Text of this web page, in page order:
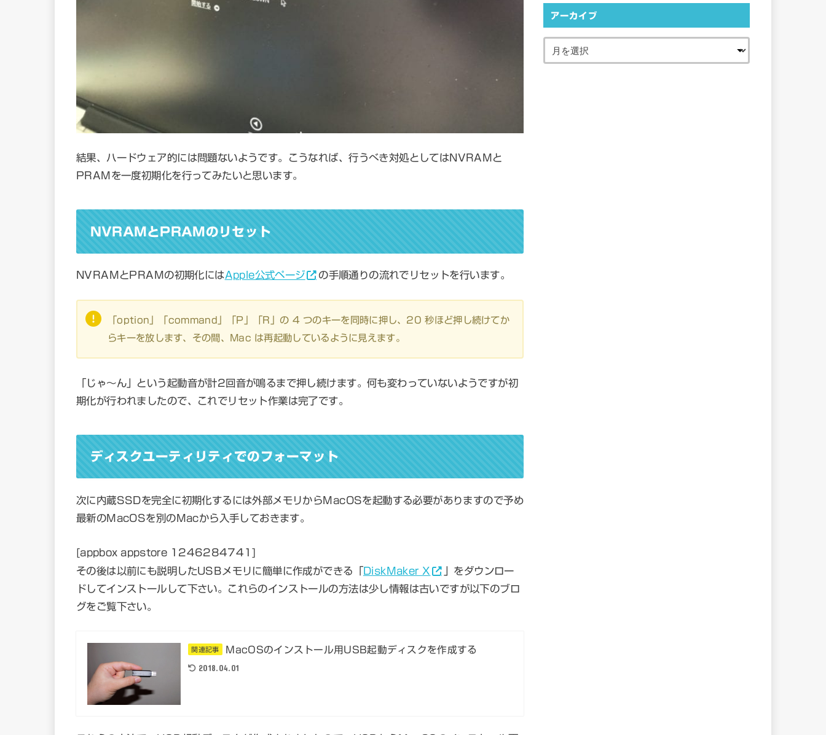
結果、ハードウェア的には問題ないようです。こうなれば、行うべき対処としてはNVRAMと
PRAMを一度初期化を行ってみたいと思います。
NVRAMとPRAMのリセット
NVRAMとPRAMの初期化にはApple公式ページ の手順通りの流れでリセットを行います。
「option」「command」「P」「R」の 4 つのキーを同時に押し、20 秒ほど押し続けてか
らキーを放します、その間、Mac は再起動しているように見えます。
「じゃ～ん」という起動音が計2回音が鳴るまで押し続けます。何も変わっていないようですが初
期化が行われましたので、これでリセット作業は完了です。
ディスクユーティリティでのフォーマット
次に内蔵SSDを完全に初期化するには外部メモリからMacOSを起動する必要がありますので予め
最新のMacOSを別のMacから入手しておきます。
[appbox appstore 1246284741]
その後は以前にも説明したUSBメモリに簡単に作成ができる「DiskMaker X
」をダウンロー
ドしてインストールして下さい。これらのインストールの方法は少し情報は古いですが以下のブロ
グをご覧下さい。
関連記事
MacOSのインストール用USB起動ディスクを作成する
2018.04.01
アーカイブ